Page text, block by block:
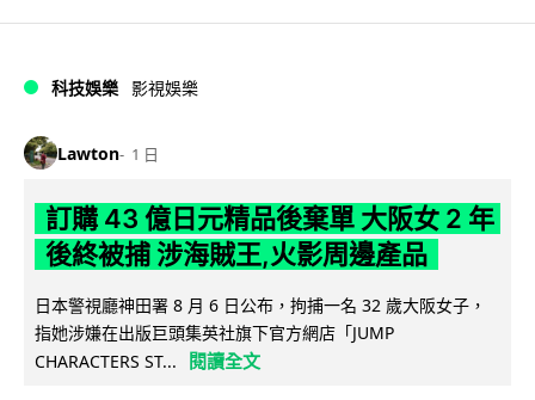
科技娛樂 影視娛樂
Lawton 1 日
訂購 43 億日元精品後棄單 大阪女 2 年
後終被捕 涉海賊王,火影周邊產品
日本警視廳神田署 8 月 6 日公布，拘捕一名 32 歲大阪女子，
指她涉嫌在出版巨頭集英社旗下官方網店「JUMP
CHARACTERS ST...
閱讀全文